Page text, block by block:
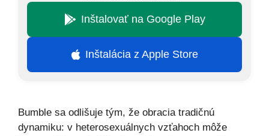
Inštalovať na Google Play
Inštalácia z Apple Store
Bumble sa odlišuje tým, že obracia tradičnú
dynamiku: v heterosexuálnych vzťahoch môže